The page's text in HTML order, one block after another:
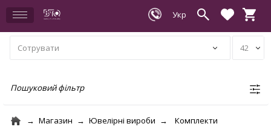
Пошуковий фільтр
Магазин Ювелірні вироби Комплекти